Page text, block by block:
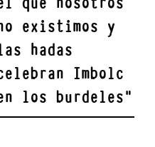
existimos y
hadas
Imbolc
los burdeles"